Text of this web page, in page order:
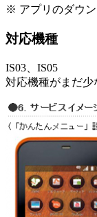
※ アプリのダウン
対応機種
IS03、IS05
対応機種がまだ